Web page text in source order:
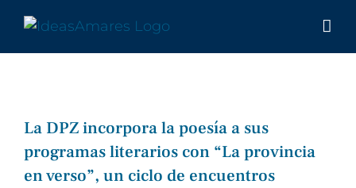
contenido
La DPZ incorpora la poesía a sus
programas literarios con “La provincia
en verso”, un ciclo de encuentros